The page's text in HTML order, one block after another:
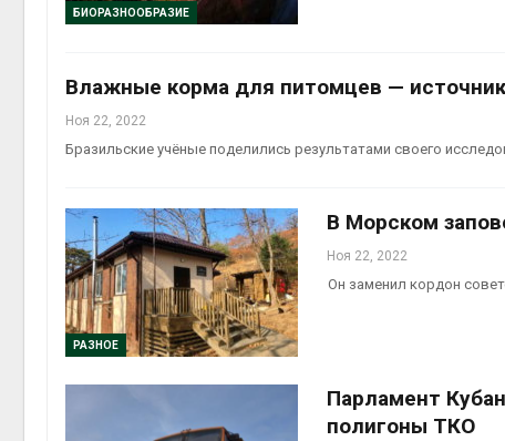
БИОРАЗНООБРАЗИЕ
Влажные корма для питомцев —
Ноя 22, 2022
Бразильские учёные поделились результатами своего
РАЗНОЕ
В Морском
Ноя 22, 2022
Он заменил кордон
Парламент
полигоны ТКО